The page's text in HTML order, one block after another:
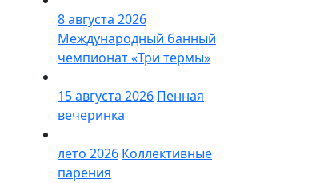
8 августа 2026
Международный банный
чемпионат «Три термы»
15 августа 2026 Пенная
вечеринка
лето 2026 Коллективные
парения